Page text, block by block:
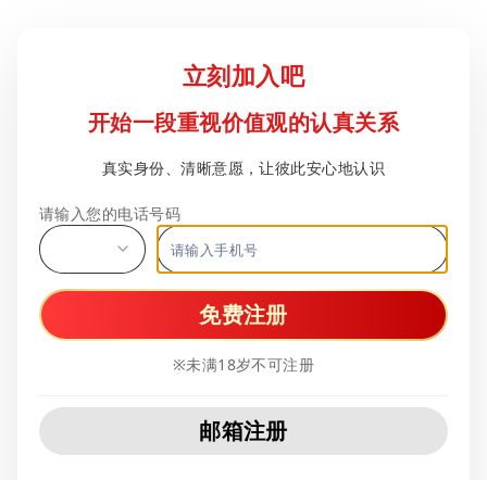
立刻加入吧
开始一段重视价值观的认真关系
真实身份、清晰意愿，让彼此安心地认识
请输入您的电话号码
免费注册
※未满18岁不可注册
邮箱注册